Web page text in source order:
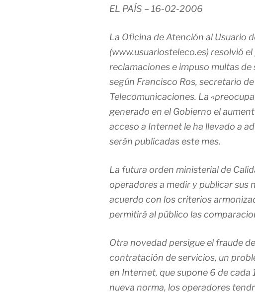
EL PAÍS – 16-02-2006
La Oficina de Atención al Usuario
(www.usuariosteleco.es) resolvió
reclamaciones e impuso multas de
según Francisco Ros, secretario
Telecomunicaciones. La
generado en el Gobierno el
acceso a Internet le ha llevado a
serán publicadas este mes.
La futura orden ministerial de
operadores a medir y publicar sus
acuerdo con los criterios
permitirá al público las
Otra novedad persigue el fraude
contratación de servicios, un
en Internet, que supone 6 de cada
nueva norma, los operadores